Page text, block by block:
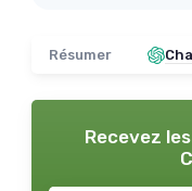
Résumer
Recevez